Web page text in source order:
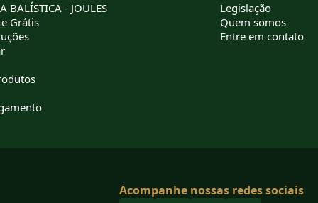
BALÍSTICA - JOULES
Grátis
Legislação
Quem somos
Entre em contato
Acompanhe nossas redes sociais